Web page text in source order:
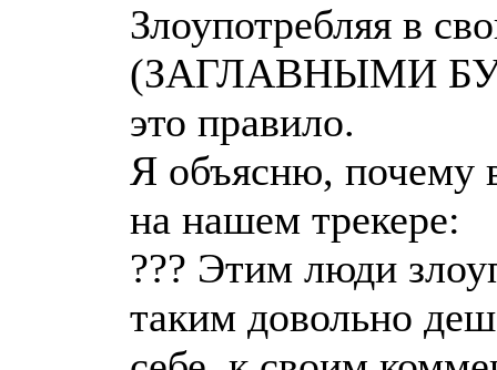
Злоупотребляя в
(ЗАГЛАВНЫМИ
это правило.
Я объясню, почему
на нашем трекере:
??? Этим люди
таким довольно